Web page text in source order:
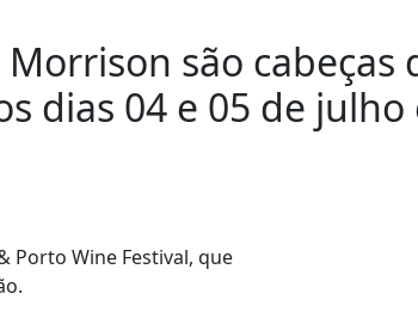
são cabeças
dias 04 e 05 de
Porto Wine Festival, que